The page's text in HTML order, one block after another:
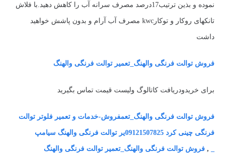
نموده و بذین ترتیب17درصد مصرف سرانه آب را کاهش دهید.با فلاش
تانکهای روکار و توکارkwc مصرف آب آرام و بدون پاشش خواهید
داشت
فروش توالت فرنگی والهنگ_تعمیر توالت فرنگی والهنگ
برای خریدودریافت کاتالوگ ولیست قیمت تماس بگیرید
فروش توالت فرنگی والهنگ_تعمفروش-خدمات و تعمیر فلوتر توالت
فرنگی چینی کرد 09121507825یر توالت فرنگی والهنگ سیامپ
, فروش توالت فرنگی والهنگ_تعمیر توالت فرنگی والهنگ